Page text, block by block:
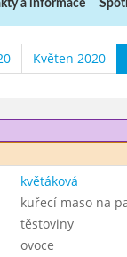
a informace
Květen 2020
květáková
kuřecí maso na
těstoviny
ovoce